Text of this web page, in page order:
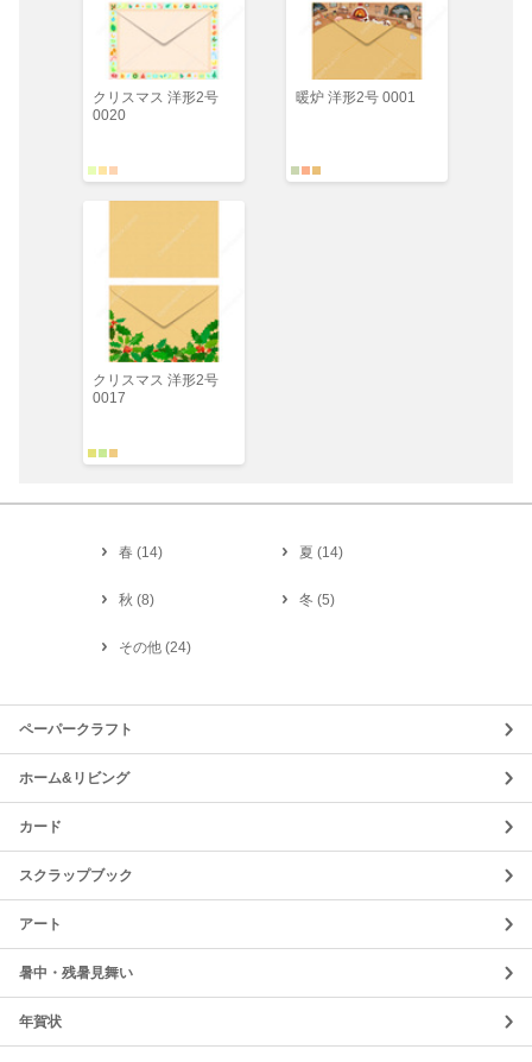
クリスマス 洋形2号
0020
暖炉 洋形2号 0001
クリスマス 洋形2号
0017
春 (14) 夏 (14)
秋 (8) 冬 (5)
その他 (24)
ペーパークラフト
ホーム&リビング
カード
スクラップブック
アート
暑中・残暑見舞い
年賀状